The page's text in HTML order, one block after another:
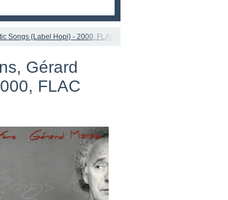
Songs {Label Hopi} - 2000, FLAC (tracks+.cue), lossless
Gérard
FLAC